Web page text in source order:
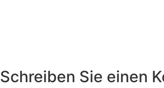
Schreiben Sie einen